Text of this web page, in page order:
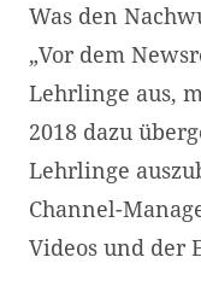
Was den
„Vor dem
Lehrlinge aus,
2018 dazu
Lehrlinge
Channel-
Videos und der